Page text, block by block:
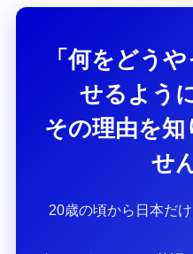
「何をどう
せるよう
その理由を知
せ
20歳の頃から日本だ